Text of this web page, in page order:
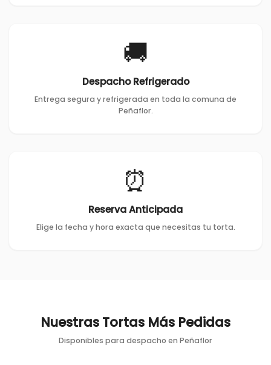
🚚
Despacho Refrigerado
Entrega segura y refrigerada en toda la comuna de
Peñaflor.
⏰
Reserva Anticipada
Elige la fecha y hora exacta que necesitas tu torta.
Nuestras Tortas Más Pedidas
Disponibles para despacho en Peñaflor